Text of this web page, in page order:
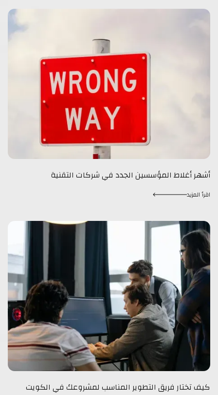
أشهر أغلاط المؤسسين الجدد في شركات التقنية
اقرأ المزيد
كيف تختار فريق التطوير المناسب لمشروعك في الكويت